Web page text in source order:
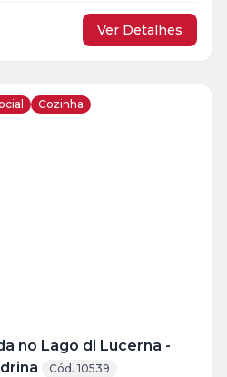
Ver Detalhes
Cozinha
no Lago di Lucerna -
Cód. 10539